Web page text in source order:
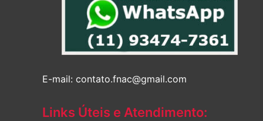
E-mail: contato.fnac@gmail.com
Links Úteis e Atendimento: